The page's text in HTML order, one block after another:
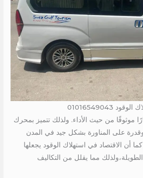
01016549043
موثوقًا من حيث الأداء. ولذلك تتميز بمحرك
على المناورة بشكل جيد في المدن
أن الاقتصاد في استهلاك الوقود يجعلها
مما يقلل من التكاليف